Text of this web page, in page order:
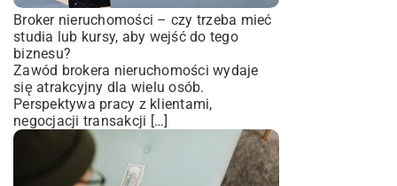
Broker nieruchomości – czy trzeba mieć
studia lub kursy, aby wejść do tego
biznesu?
Zawód brokera nieruchomości wydaje
się atrakcyjny dla wielu osób.
Perspektywa pracy z klientami,
negocjacji transakcji […]